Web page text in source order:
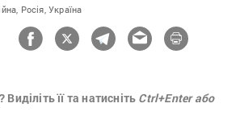
Росія, Україна
її та натисніть Ctrl+Enter або